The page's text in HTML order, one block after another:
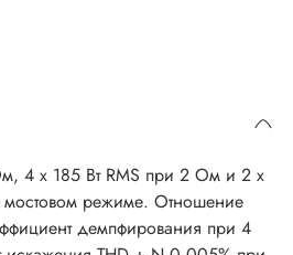
4 x 185 Вт RMS при 2 Ом и 2 x
режиме. Отношение
демпфирования при 4